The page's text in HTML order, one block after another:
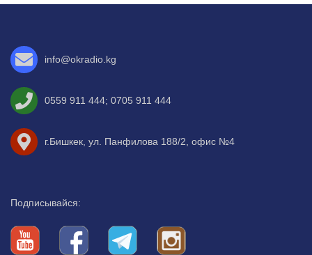
info@okradio.kg
0559 911 444; 0705 911 444
г.Бишкек, ул. Панфилова 188/2, офис №4
Подписывайся: